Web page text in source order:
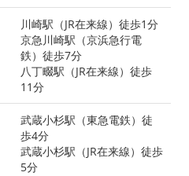
川崎駅（JR在来線）徒歩1分
京急川崎駅（京浜急行電
鉄）徒歩7分
八丁畷駅（JR在来線）徒歩
11分
武蔵小杉駅（東急電鉄）徒
歩4分
武蔵小杉駅（JR在来線）徒歩
5分